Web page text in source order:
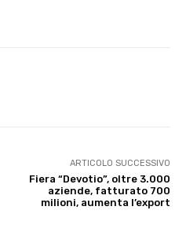
ARTICOLO SUCCESSIVO
Fiera “Devotio”, oltre 3.000
aziende, fatturato 700
milioni, aumenta l’export